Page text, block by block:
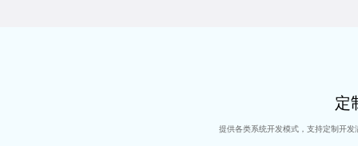
定
提供各类系统开发模式，支持定制开